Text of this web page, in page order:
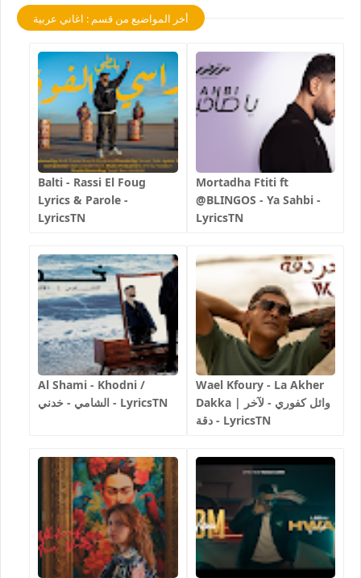
أخر المواضيع من قسم : اغاني عربية
Balti - Rassi El Foug
Lyrics & Parole -
LyricsTN
Mortadha Ftiti ft
@BLINGOS - Ya Sahbi -
LyricsTN
Al Shami - Khodni /
الشامي - خدني - LyricsTN
Wael Kfoury - La Akher
Dakka | وائل كفوري - لآخر
دقة - LyricsTN